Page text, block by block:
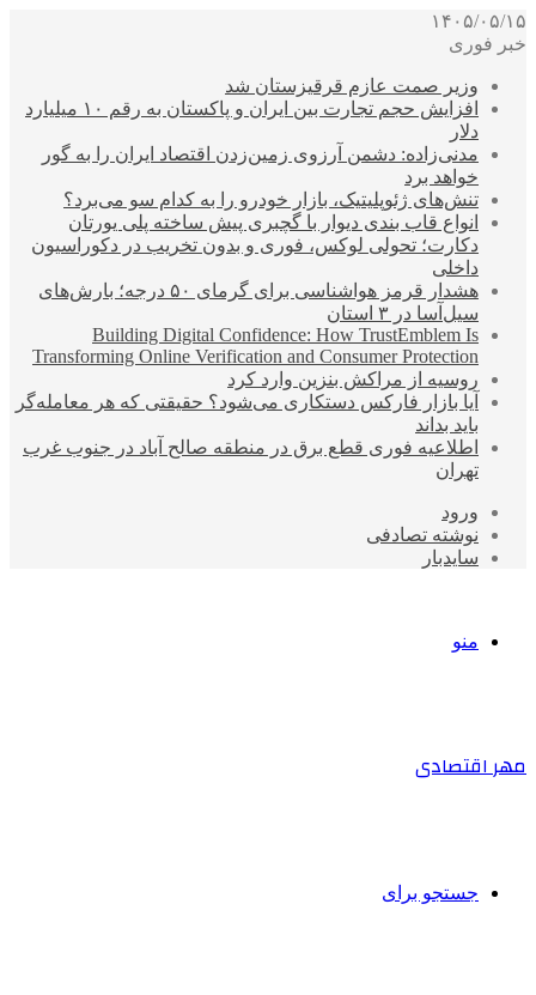
۱۴۰۵/۰۵/۱۵
خبر فوری
وزیر صمت عازم قرقیزستان شد
افزایش حجم تجارت بین ایران و پاکستان به رقم ۱۰ میلیارد
دلار
مدنی‌زاده: دشمن آرزوی زمین‌زدن اقتصاد ایران را به گور
خواهد برد
تنش‌های ژئوپلیتیک، بازار خودرو را به کدام سو می‌برد؟
انواع قاب بندی دیوار با گچبری پیش ساخته پلی یورتان
دکارت؛ تحولی لوکس، فوری و بدون تخریب در دکوراسیون
داخلی
هشدار قرمز هواشناسی برای گرمای ۵۰ درجه؛ بارش‌های
سیل‌آسا در ۳ استان
Building Digital Confidence: How TrustEmblem Is
Transforming Online Verification and Consumer Protection
روسیه از مراکش بنزین وارد کرد
آیا بازار فارکس دستکاری می‌شود؟ حقیقتی که هر معامله‌گر
باید بداند
اطلاعیه فوری قطع برق در منطقه صالح آباد در جنوب غرب
تهران
ورود
نوشته تصادفی
سایدبار
منو
مهر اقتصادی
جستجو برای